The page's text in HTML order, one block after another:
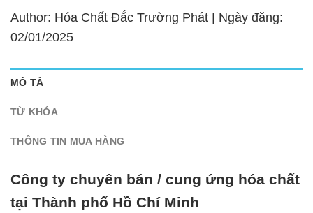
Author: Hóa Chất Đắc Trường Phát | Ngày đăng:
02/01/2025
MÔ TẢ
TỪ KHÓA
THÔNG TIN MUA HÀNG
Công ty chuyên bán / cung ứng hóa chất
tại Thành phố Hồ Chí Minh